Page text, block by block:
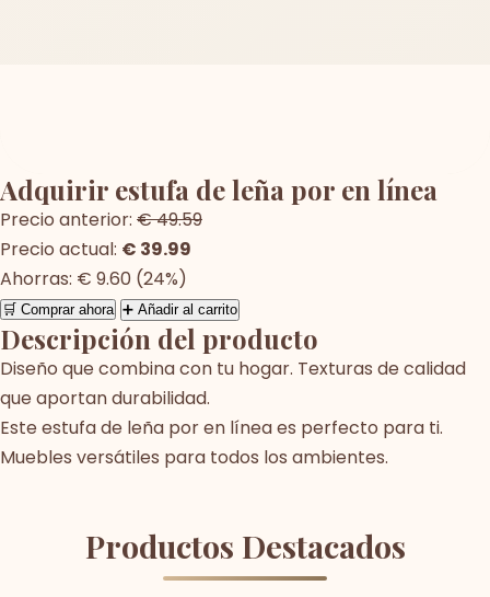
Adquirir estufa de leña por en línea
Precio anterior: € 49.59
Precio actual: € 39.99
Ahorras: € 9.60 (24%)
🛒 Comprar ahora ➕ Añadir al carrito
Descripción del producto
Diseño que combina con tu hogar. Texturas de calidad
que aportan durabilidad.
Este estufa de leña por en línea es perfecto para ti.
Muebles versátiles para todos los ambientes.
Productos Destacados